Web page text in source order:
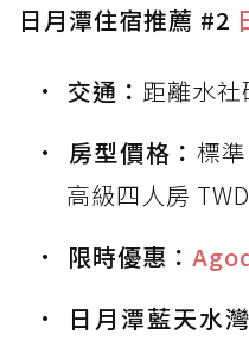
日月潭住宿推薦 #2
交通： 距離水
房型價格： 標
高級四人房
限時優惠：
日月潭藍天水